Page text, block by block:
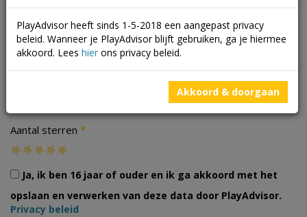
Foto's
Aantal sterren *
Ja, ik ben 16 jaar of ouder en ik ga akkoord met het
opslaan en verwerken van deze data door PlayAdvisor.
Privacy beleid
PlayAdvisor heeft sinds 1-5-2018 een aangepast privacy
beleid. Wanneer je PlayAdvisor blijft gebruiken, ga je hiermee
akkoord. Lees hier ons privacy beleid.
Akkoord & doorgaan